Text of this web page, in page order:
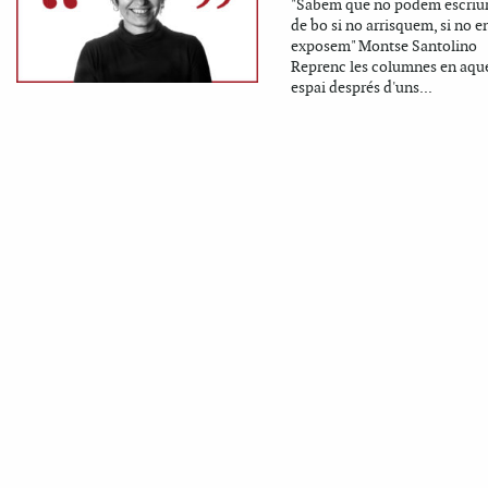
"Sabem que no podem
de bo si no arrisquem, si no
exposem" Montse Santolino
Reprenc les columnes en
espai després d'uns...